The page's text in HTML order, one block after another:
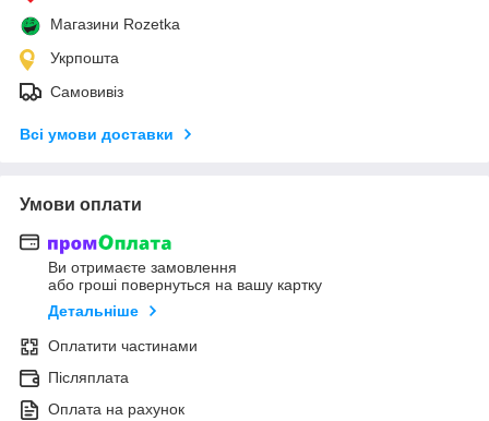
Магазини Rozetka
Укрпошта
Самовивіз
Всі умови доставки
Умови оплати
Ви отримаєте замовлення
або гроші повернуться на вашу картку
Детальніше
Оплатити частинами
Післяплата
Оплата на рахунок